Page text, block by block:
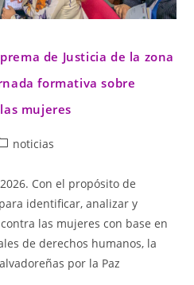
de Justicia de la zona
formativa sobre
mujeres
noticias
Con el propósito de
identificar, analizar y
las mujeres con base en
de derechos humanos, la
por la Paz